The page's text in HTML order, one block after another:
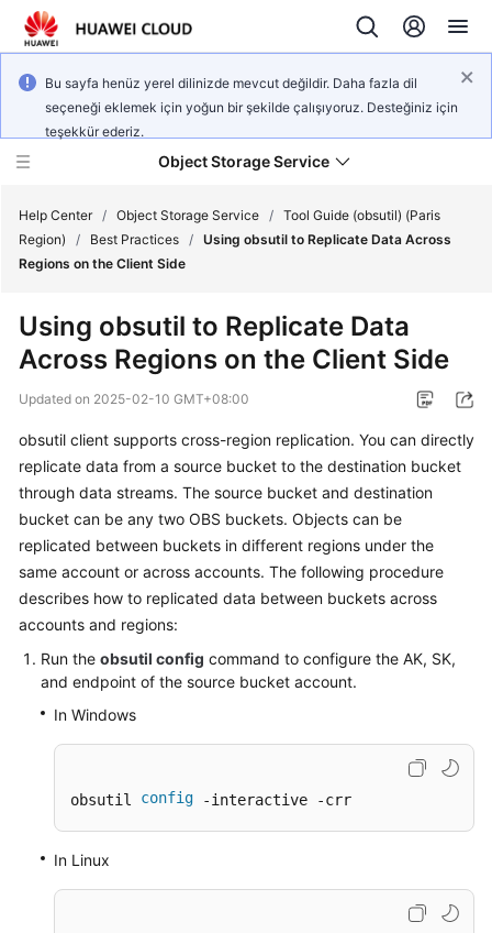
Bu sayfa henüz yerel dilinizde mevcut değildir. Daha fazla dil
seçeneği eklemek için yoğun bir şekilde çalışıyoruz. Desteğiniz için
teşekkür ederiz.
Object Storage Service
Product
Service
Overview
Billing
Started
User
Guide
Permissions
Tools
Guide
Help Center / Object Storage Service / Tool Guide (obsutil) (Paris
Region)
/ Best Practices / Using obsutil to Replicate Data Across
Regions on the Client Side
Using obsutil to Replicate Data
Across Regions on the Client Side
Updated on 2025-02-10 GMT+08:00
obsutil client supports cross-region replication. You can directly
replicate data from a source bucket to the destination bucket
through data streams. The source bucket and destination
bucket can be any two OBS buckets. Objects can be
replicated between buckets in different regions under the
same account or across accounts. The following procedure
describes how to replicated data between buckets across
accounts and regions:
Run the obsutil config command to configure the AK, SK,
and endpoint of the source bucket account.
In Windows
obsutil config -interactive -crr
In Linux